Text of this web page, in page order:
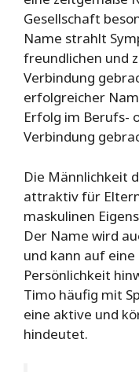
Gesellschaft
Name strahlt
freundlichen und
Verbindung
erfolgreicher
Erfolg im Berufs-
Verbindung
Die Männlichkeit
attraktiv für
maskulinen
Der Name wird
und kann auf
Persönlichkeit
Timo häufig mit
eine aktive und
hindeutet.